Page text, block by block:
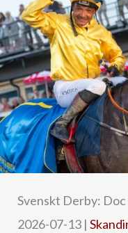
Svenskt Derby:
2026-07-13 |